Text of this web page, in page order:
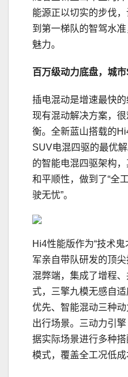
能源正以切实的步伐
到第一梯队的智驾水
魅力。
百万级动力底盘， 城
插电混动是增速最快
现有混动解决方案，
衡。全新蓝山搭载的
SUV电混四驱的最优
的智能电混四驱架构
和平顺性，做到了“全
驶无忧”。
Hi4性能版作为“技术
军亲自带队研发的顶
混弊端，集成了增程
式，三擎九模无感自
优先、智能混动三种
出行场景。三动力引
据实际场景进行多种
模式，覆盖全工况低成